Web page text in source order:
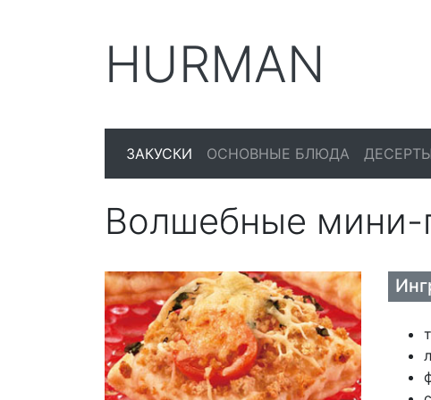
HURMAN
ЗАКУСКИ ОСНОВНЫЕ БЛЮДА ДЕСЕРТЫ
Волшебные мини-